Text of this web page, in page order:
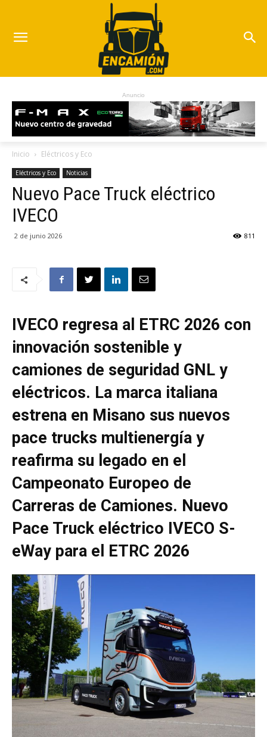
Anuncio
Inicio Eléctricos y Eco
Eléctricos y Eco Noticias
Nuevo Pace Truck eléctrico
IVECO
2 de junio 2026 811
IVECO regresa al ETRC 2026 con
innovación sostenible y
camiones de seguridad GNL y
eléctricos. La marca italiana
estrena en Misano sus nuevos
pace trucks multienergía y
reafirma su legado en el
Campeonato Europeo de
Carreras de Camiones. Nuevo
Pace Truck eléctrico IVECO S-
eWay para el ETRC 2026